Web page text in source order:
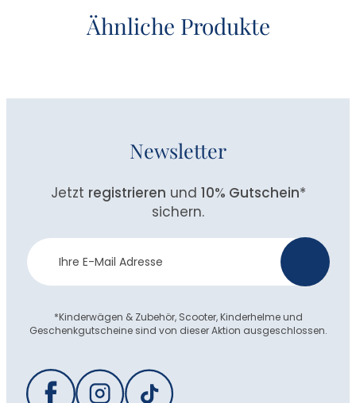
Ähnliche Produkte
Newsletter
Jetzt registrieren und 10% Gutschein*
sichern.
Newsletter
Anmeldung
*Kinderwägen & Zubehör, Scooter, Kinderhelme und
Geschenkgutscheine sind von dieser Aktion ausgeschlossen.